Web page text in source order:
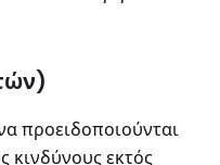
προειδοποιούνται
κινδύνους εκτός